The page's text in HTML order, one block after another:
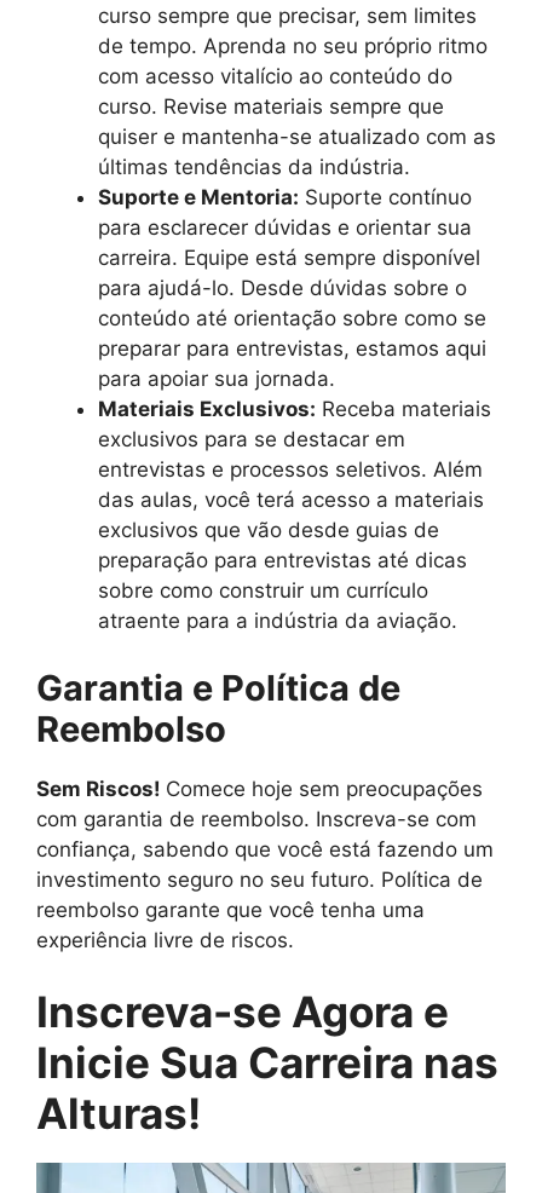
curso sempre que precisar, sem limites
de tempo. Aprenda no seu próprio ritmo
com acesso vitalício ao conteúdo do
curso. Revise materiais sempre que
quiser e mantenha-se atualizado com as
últimas tendências da indústria.
Suporte e Mentoria: Suporte contínuo
para esclarecer dúvidas e orientar sua
carreira. Equipe está sempre disponível
para ajudá-lo. Desde dúvidas sobre o
conteúdo até orientação sobre como se
preparar para entrevistas, estamos aqui
para apoiar sua jornada.
Materiais Exclusivos: Receba materiais
exclusivos para se destacar em
entrevistas e processos seletivos. Além
das aulas, você terá acesso a materiais
exclusivos que vão desde guias de
preparação para entrevistas até dicas
sobre como construir um currículo
atraente para a indústria da aviação.
Garantia e Política de
Reembolso
Sem Riscos! Comece hoje sem preocupações
com garantia de reembolso. Inscreva-se com
confiança, sabendo que você está fazendo um
investimento seguro no seu futuro. Política de
reembolso garante que você tenha uma
experiência livre de riscos.
Inscreva-se Agora e
Inicie Sua Carreira nas
Alturas!